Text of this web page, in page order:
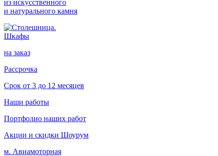
из искусственного
и натурального камня
Шкафы
на заказ
Рассрочка
Срок от 3 до 12 месяцев
Наши работы
Портфолио наших работ
Акции и скидки Шоурум
м. Авиамоторная